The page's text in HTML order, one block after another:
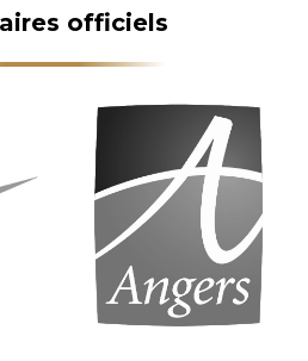
officiels